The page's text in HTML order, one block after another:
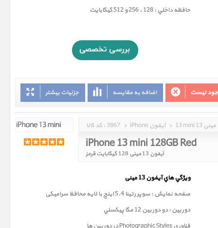
حافظه داخلي : 128 ، 256 و 512 گيگابايت
جزئیات بیشتر اضافه به مقایسه نیست
کد کالا : 3867 » iPhone آیفون » 13 mini 13 مینی
iPhone 13 mini 128GB Red
آیفون 13 مینی 128 گیگابایت قرمز
ويژگي هاي آيفون 13
مینی
صفحه نمايش : سوپر رتينا 5.4 اينچ با لایه محافظ سرامیکی
دوربين : دو دوربین 12 مگا پيکسلي
فناوری Photographic Stylesدر دوربین ها